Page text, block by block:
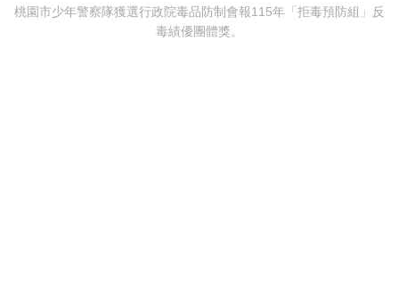
桃園市少年警察隊獲選行政院毒品防制會報115年「拒毒預防組」反
毒績優團體獎。